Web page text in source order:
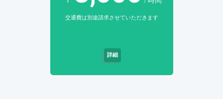
交通費は別途請求させていただきます
詳細